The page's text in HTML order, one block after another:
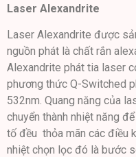
Laser Alexandrite
Laser Alexandrite được
nguồn phát là chất rắn
Alexandrite phát tia laser
phương thức Q-Switched
532nm. Quang năng của
chuyển thành nhiệt năng
tố đều thỏa mãn các điều
nhiệt chọn lọc đó là bước